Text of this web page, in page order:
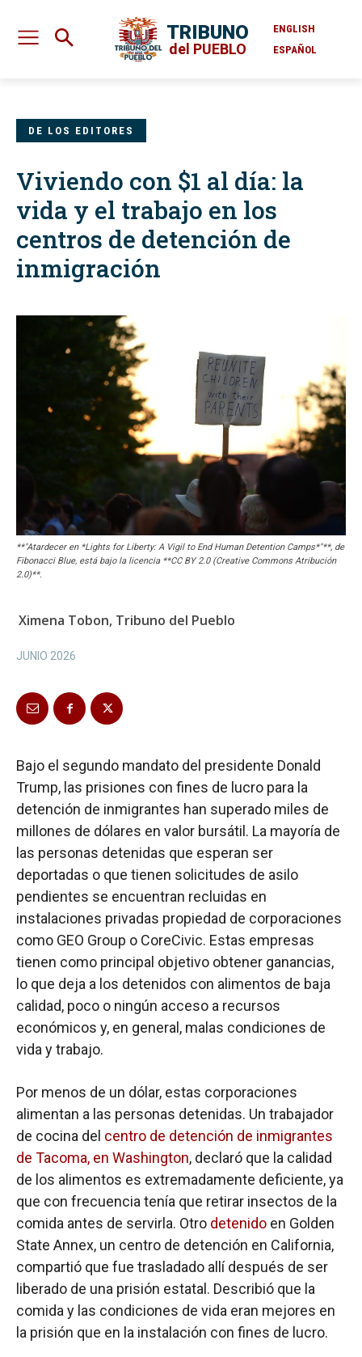
TRIBUNO
del PUEBLO
ENGLISH
ESPAÑOL
DE LOS EDITORES
Viviendo con $1 al día: la
vida y el trabajo en los
centros de detención de
inmigración
**"Atardecer en *Lights for Liberty: A Vigil to End Human Detention Camps*"**, de
Fibonacci Blue, está bajo la licencia **CC BY 2.0 (Creative Commons Atribución
2.0)**.
Ximena Tobon, Tribuno del Pueblo
JUNIO 2026
Bajo el segundo mandato del presidente Donald
Trump, las prisiones con fines de lucro para la
detención de inmigrantes han superado miles de
millones de dólares en valor bursátil. La mayoría de
las personas detenidas que esperan ser
deportadas o que tienen solicitudes de asilo
pendientes se encuentran recluidas en
instalaciones privadas propiedad de corporaciones
como GEO Group o CoreCivic. Estas empresas
tienen como principal objetivo obtener ganancias,
lo que deja a los detenidos con alimentos de baja
calidad, poco o ningún acceso a recursos
económicos y, en general, malas condiciones de
vida y trabajo.
Por menos de un dólar, estas corporaciones
alimentan a las personas detenidas. Un trabajador
de cocina del centro de detención de inmigrantes
de Tacoma, en Washington, declaró que la calidad
de los alimentos es extremadamente deficiente, ya
que con frecuencia tenía que retirar insectos de la
comida antes de servirla. Otro detenido en Golden
State Annex, un centro de detención en California,
compartió que fue trasladado allí después de ser
liberado de una prisión estatal. Describió que la
comida y las condiciones de vida eran mejores en
la prisión que en la instalación con fines de lucro.